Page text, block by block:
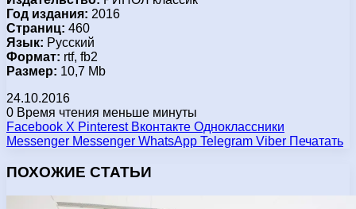
Год издания: 2016
Страниц: 460
Язык: Русский
Формат: rtf, fb2
Размер: 10,7 Mb
24.10.2016
0 Время чтения меньше минуты
Facebook X Pinterest Вконтакте Одноклассники
Messenger Messenger WhatsApp Telegram Viber Печатать
ПОХОЖИЕ СТАТЬИ